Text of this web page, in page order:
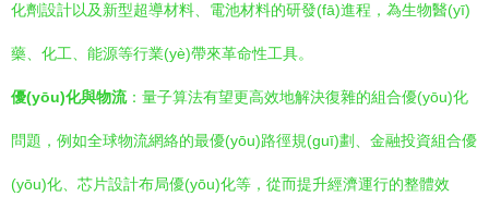
化劑設計以及新型超導材料、電池材料的研發(fā)進程，為生物醫(yī)
藥、化工、能源等行業(yè)帶來革命性工具。
優(yōu)化與物流：量子算法有望更高效地解決復雜的組合優(yōu)化
問題，例如全球物流網絡的最優(yōu)路徑規(guī)劃、金融投資組合優
(yōu)化、芯片設計布局優(yōu)化等，從而提升經濟運行的整體效